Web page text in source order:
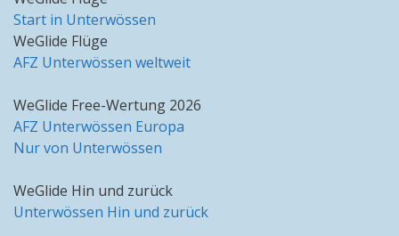
Start in Unterwössen
WeGlide Flüge
AFZ Unterwössen weltweit
WeGlide Free-Wertung 2026
AFZ Unterwössen Europa
Nur von Unterwössen
WeGlide Hin und zurück
Unterwössen Hin und zurück